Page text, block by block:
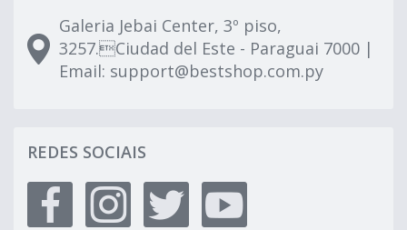
Galeria Jebai Center, 3º piso,
3257.Ciudad del Este - Paraguai 7000 |
Email: support@bestshop.com.py
REDES SOCIAIS